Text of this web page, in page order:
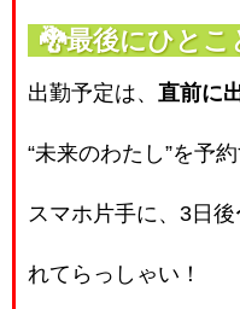
🐉最後にひとこ
出勤予定は、 直前に
“未来のわたし”を予
スマホ片手に、3日
れてらっしゃい！